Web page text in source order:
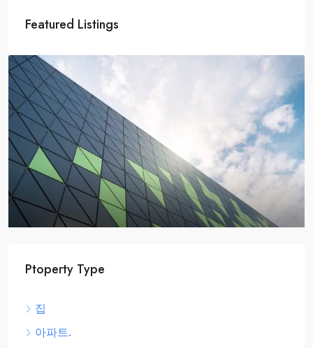
Featured Listings
Ptoperty Type
집
아파트.